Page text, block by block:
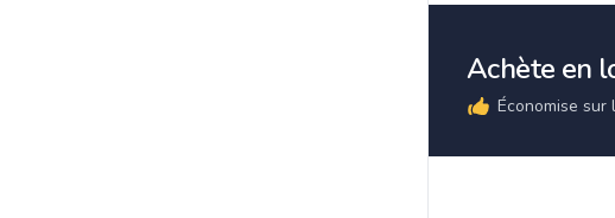
Achète en
Économise